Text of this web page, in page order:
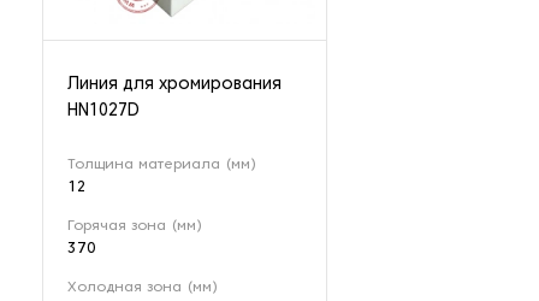
Линия для хромирования
HN1027D
Толщина материала (мм)
12
Горячая зона (мм)
370
Холодная зона (мм)